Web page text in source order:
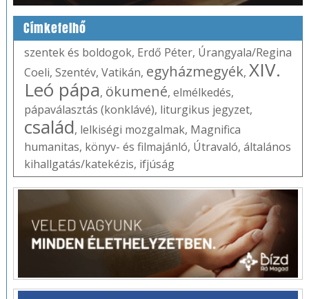
Címkefelhő
szentek és boldogok, Erdő Péter, Úrangyala/Regina
Coeli, Szentév, Vatikán, egyházmegyék, XIV.
Leó pápa, ökumené, elmélkedés,
pápaválasztás (konklávé), liturgikus jegyzet,
család, lelkiségi mozgalmak, Magnifica
humanitas, könyv- és filmajánló, Útravaló, általános
kihallgatás/katekézis, ifjúság